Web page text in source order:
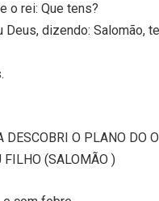
o rei: Que tens?
dizendo: Salomão,
O PLANO DO
FILHO (SALOMÃO )